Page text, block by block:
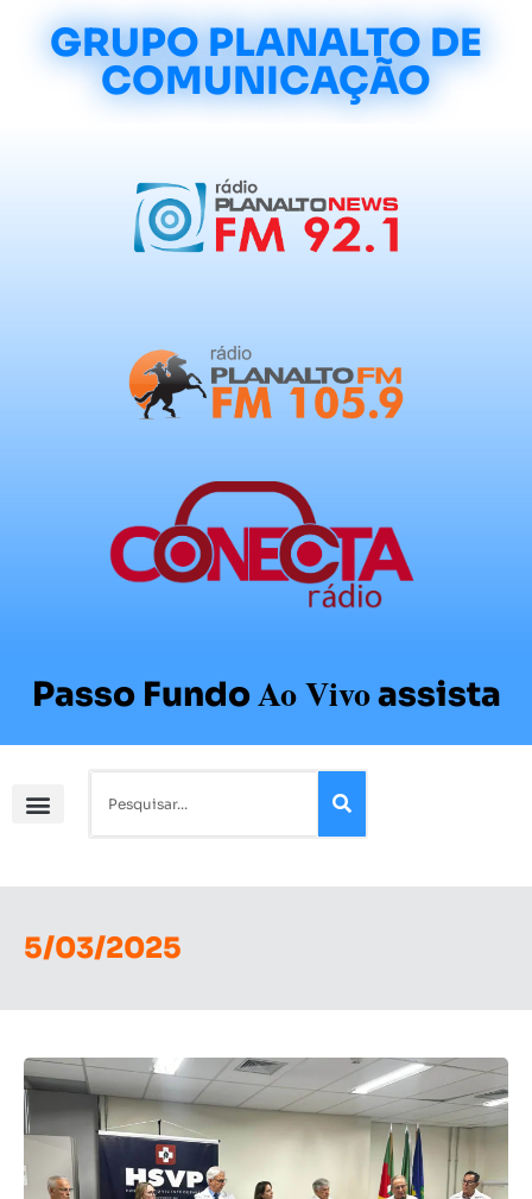
GRUPO PLANALTO DE
COMUNICAÇÃO
Passo FundoAo Vivoassista
5/03/2025